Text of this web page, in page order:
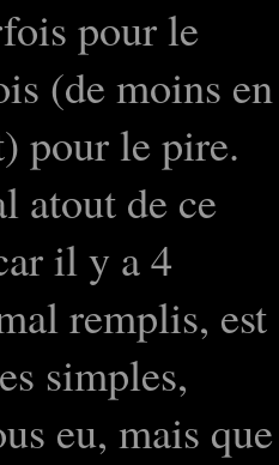
pour le
(de moins en
pour le pire.
atout de ce
il y a 4
remplis, est
simples,
eu, mais que